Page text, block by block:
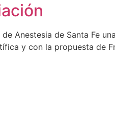
Anestesia de Santa Fe
y con la propuesta de